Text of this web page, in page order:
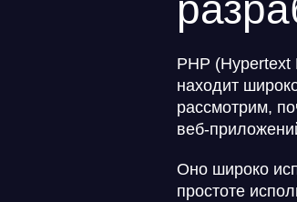
PHP
находит
рассмотрим,
веб-
Оно широко
простоте